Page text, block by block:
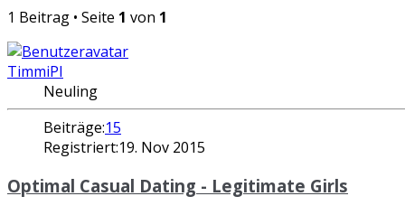
1 Beitrag • Seite 1 von 1
TimmiPI
Neuling
Beiträge:15
Registriert:19. Nov 2015
Optimal Сasual Dating - Legitimate Girls